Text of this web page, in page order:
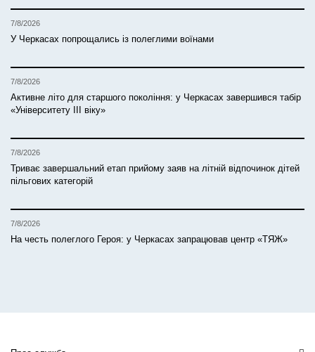
7/8/2026
У Черкасах попрощались із полеглими воїнами
7/8/2026
Активне літо для старшого покоління: у Черкасах завершився табір
«Університету ІІІ віку»
7/8/2026
Триває завершальний етап прийому заяв на літній відпочинок дітей
пільгових категорій
7/8/2026
На честь полеглого Героя: у Черкасах запрацював центр «ТЯЖ»